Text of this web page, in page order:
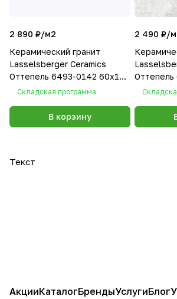
2 890 ₽/м2
Керамический гранит
Lasselsberger Ceramics
Оттепель 6493-0142 60х120
светло-серый
Складская программа
В корзину
2 490 ₽/
светло-
Текст
АкцииКаталогБрендыУслугиБлог